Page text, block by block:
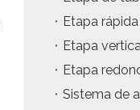
Etapa
Etapa
Etapa
Sistema de